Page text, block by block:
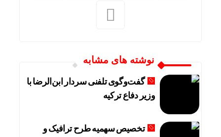
نوشته های مشابه
گفت‌وگوی تلفنی سردار ابن‌الرضا با
وزیر دفاع ترکیه
تخصیص سهمیه طرح ترافیک و